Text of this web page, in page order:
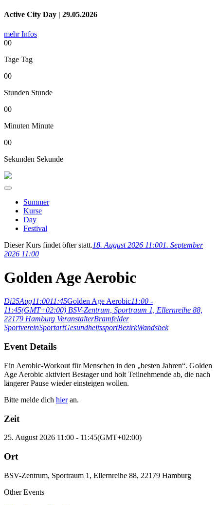
Active City Day | 29.05.2026
mehr Infos
00
Tage Tag
00
Stunden Stunde
00
Minuten Minute
00
Sekunden Sekunde
Summer
Kurse
Day
Festival
Dieser Kurs findet öfter statt.18. August 2026 11:001. September
2026 11:00
Golden Age Aerobic
Di25Aug11:0011:45Golden Age Aerobic11:00 -
11:45(GMT+02:00) BSV-Zentrum, Sportraum 1, Ellernreihe 88,
22179 Hamburg VeranstalterBramfelder
SportvereinSportartGesundheitssportBezirkWandsbek
Event Details
Ein Aerobic-Workout für Menschen in den „besten Jahren“. Golden
Age Aerobic aktiviert Bestager und holt Teilnehmende ab, die nach
längerer Pause wieder einsteigen wollen.
Bitte melde dich hieran.
Zeit
25. August 2026 11:00 - 11:45(GMT+02:00)
Ort
BSV-Zentrum, Sportraum 1, Ellernreihe 88, 22179 Hamburg
Other Events